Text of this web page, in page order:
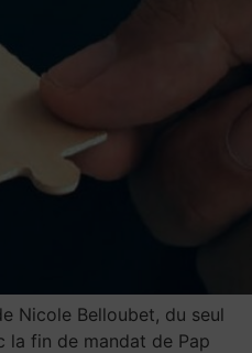
Nicole Belloubet, du seul
la fin de mandat de Pap